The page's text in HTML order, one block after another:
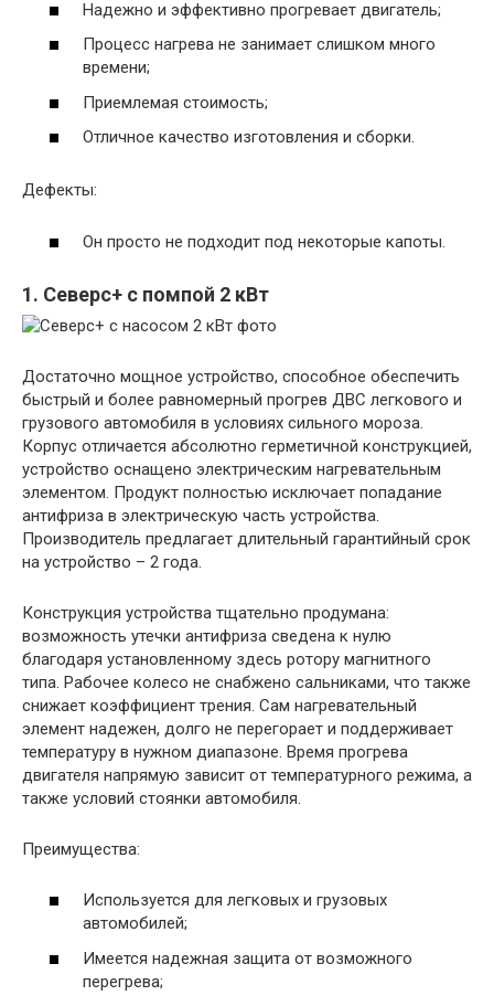
Надежно и эффективно прогревает двигатель;
Процесс нагрева не занимает слишком много
времени;
Приемлемая стоимость;
Отличное качество изготовления и сборки.
Дефекты:
Он просто не подходит под некоторые капоты.
1. Северс+ с помпой 2 кВт
Достаточно мощное устройство, способное обеспечить
быстрый и более равномерный прогрев ДВС легкового и
грузового автомобиля в условиях сильного мороза.
Корпус отличается абсолютно герметичной конструкцией,
устройство оснащено электрическим нагревательным
элементом. Продукт полностью исключает попадание
антифриза в электрическую часть устройства.
Производитель предлагает длительный гарантийный срок
на устройство – 2 года.
Конструкция устройства тщательно продумана:
возможность утечки антифриза сведена к нулю
благодаря установленному здесь ротору магнитного
типа. Рабочее колесо не снабжено сальниками, что также
снижает коэффициент трения. Сам нагревательный
элемент надежен, долго не перегорает и поддерживает
температуру в нужном диапазоне. Время прогрева
двигателя напрямую зависит от температурного режима, а
также условий стоянки автомобиля.
Преимущества:
Используется для легковых и грузовых
автомобилей;
Имеется надежная защита от возможного
перегрева;